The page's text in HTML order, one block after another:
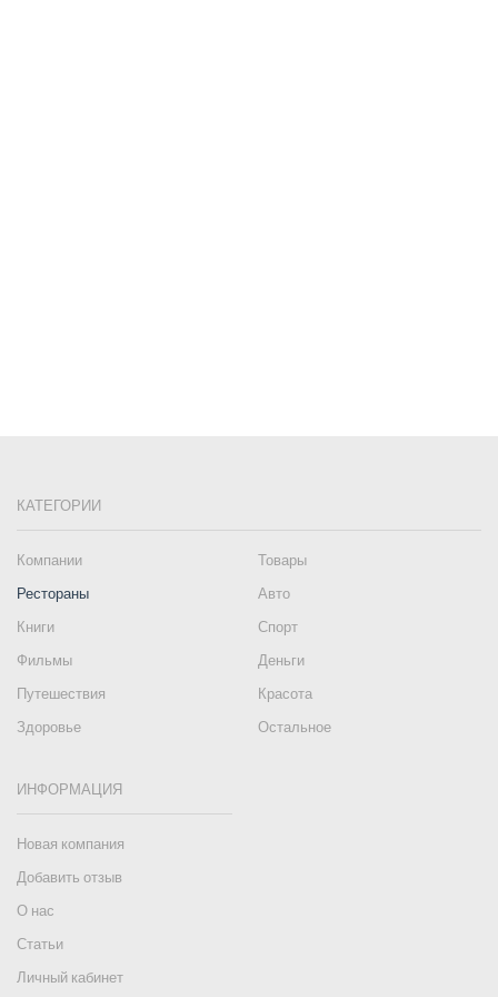
КАТЕГОРИИ
Компании
Товары
Рестораны
Авто
Книги
Спорт
Фильмы
Деньги
Путешествия
Красота
Здоровье
Остальное
ИНФОРМАЦИЯ
Новая компания
Добавить отзыв
О нас
Статьи
Личный кабинет